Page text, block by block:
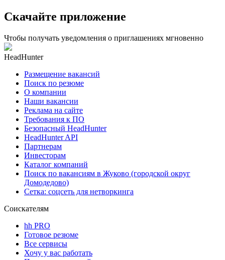
Скачайте приложение
Чтобы получать уведомления о приглашениях мгновенно
HeadHunter
Размещение вакансий
Поиск по резюме
О компании
Наши вакансии
Реклама на сайте
Требования к ПО
Безопасный HeadHunter
HeadHunter API
Партнерам
Инвесторам
Каталог компаний
Поиск по вакансиям в Жуково (городской округ
Домодедово)
Сетка: соцсеть для нетворкинга
Соискателям
hh PRO
Готовое резюме
Все сервисы
Хочу у вас работать